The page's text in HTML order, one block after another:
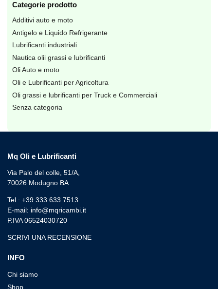
Categorie prodotto
Additivi auto e moto
Antigelo e Liquido Refrigerante
Lubrificanti industriali
Nautica olii grassi e lubrificanti
Oli Auto e moto
Oli e Lubrificanti per Agricoltura
Oli grassi e lubrificanti per Truck e Commerciali
Senza categoria
Mq Oli e Lubrificanti
Via Palo del colle, 51/A,
70026 Modugno BA
Tel.: +39.333 633 7513
E-mail: info@mqricambi.it
P.IVA 06524030720
SCRIVI UNA RECENSIONE
INFO
Chi siamo
Shop